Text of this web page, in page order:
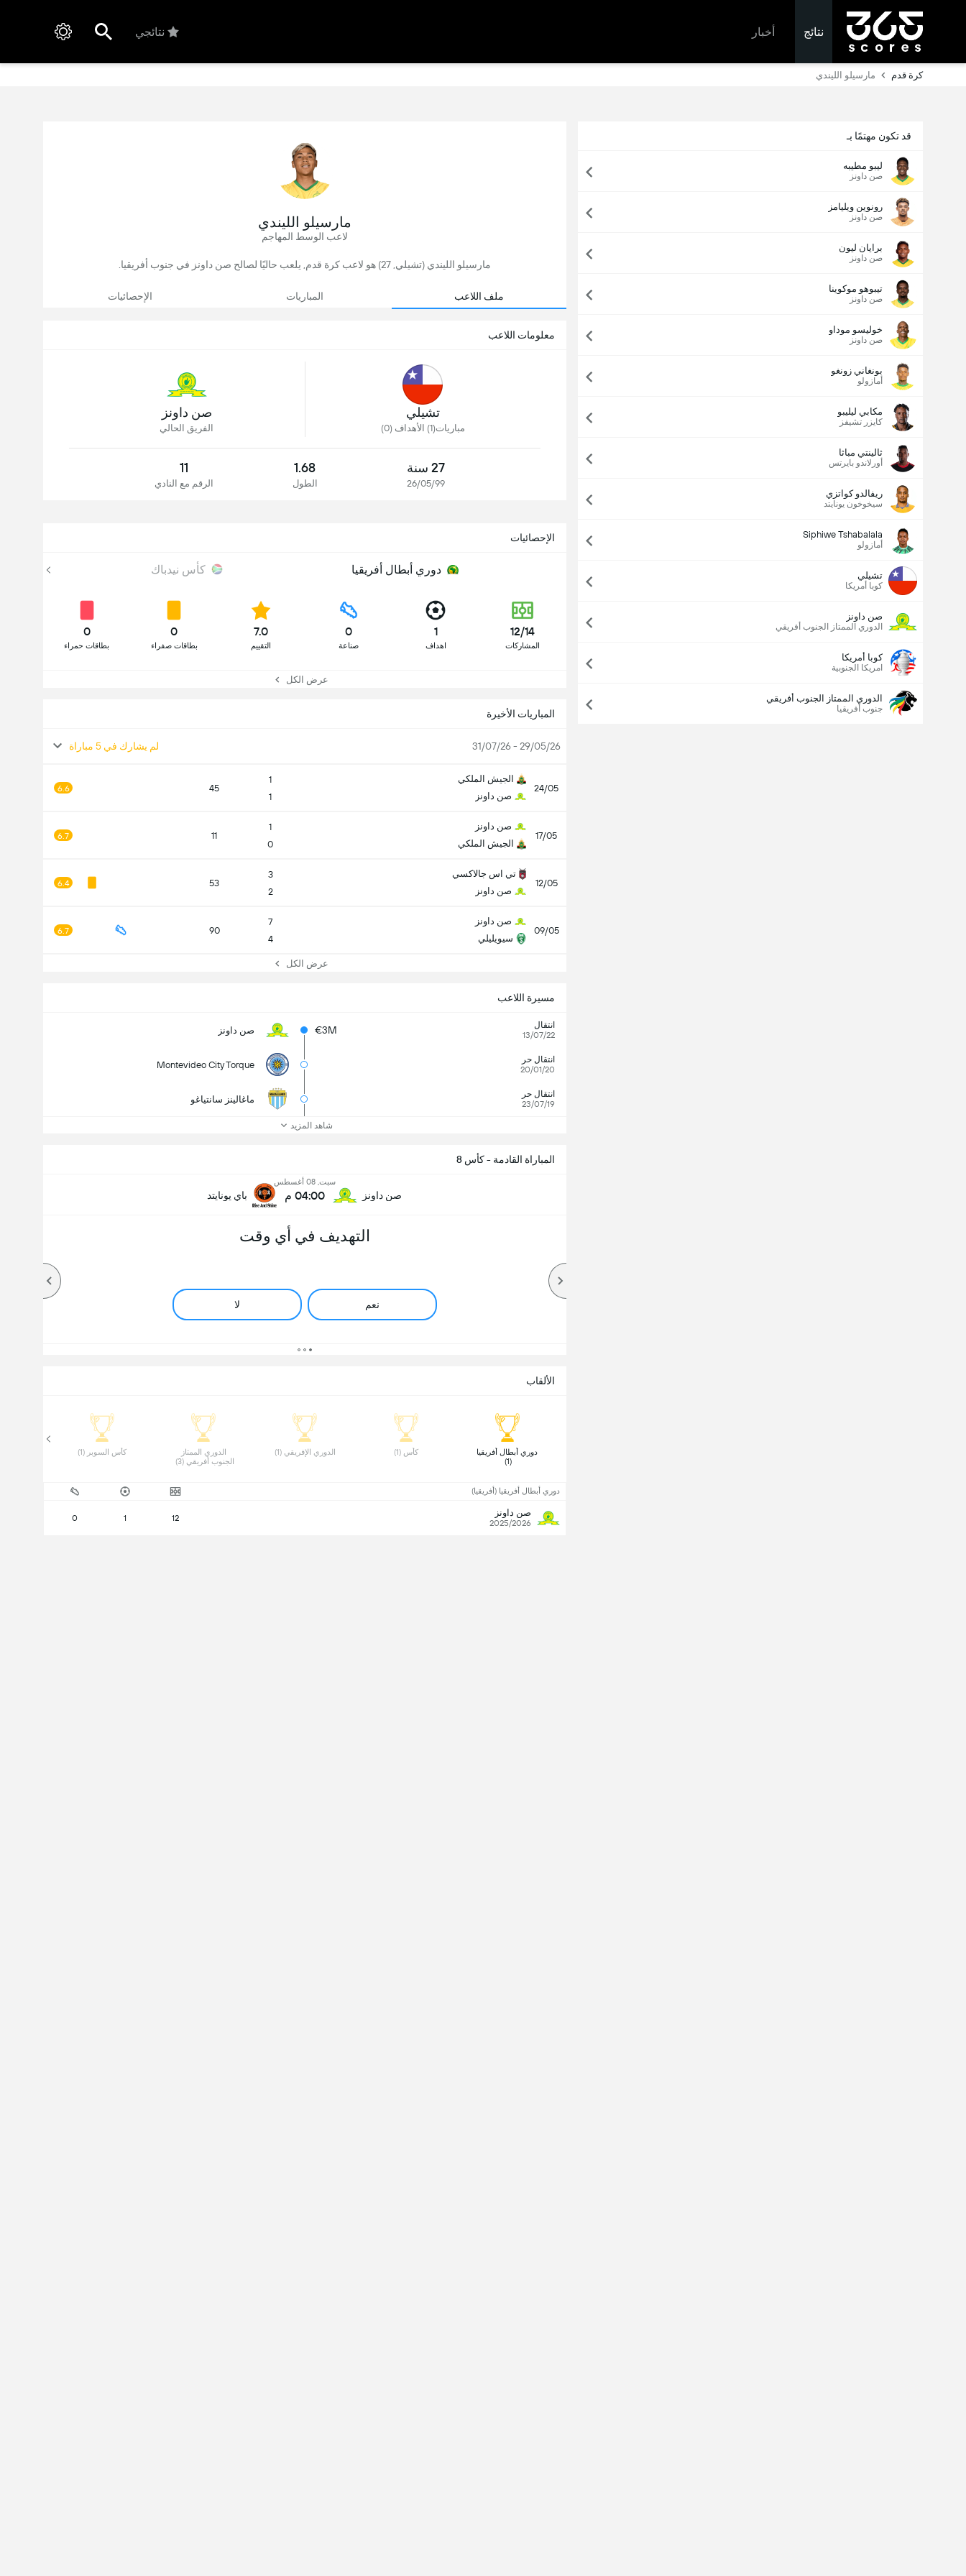
نتائج أخبار نتائجي
كرة قدم مارسيلو الليندي
قد تكون مهتمًا بـ
ليبو مطيبه
صن داونز
رونوين ويليامز
صن داونز
برايان ليون
صن داونز
تيبوهو موكوينا
صن داونز
خوليسو موداو
صن داونز
بونغاني زونغو
أمازولو
مكابي ليليبو
كايزر تشيفز
ثالينتي مباثا
أورلاندو بايرتس
ريفالدو كواتزي
سيخوخون يونايتد
Siphiwe Tshabalala
أمازولو
تشيلي
كوبا أمريكا
صن داونز
الدوري الممتاز الجنوب أفريقي
كوبا أمريكا
امريكا الجنوبية
الدوري الممتاز الجنوب أفريقي
جنوب أفريقيا
مارسيلو الليندي
لاعب الوسط المهاجم
مارسيلو الليندي (تشيلي, 27) هو لاعب كرة قدم, يلعب حاليًا لصالح صن داونز في جنوب أفريقيا.
ملف اللاعب المباريات الإحصائيات
معلومات اللاعب
تشيلي
مباريات(1) الأهداف (0)
صن داونز
الفريق الحالي
27 سنة
26/05/99
1.68
الطول
11
الرقم مع النادي
الإحصائيات
دوري أبطال أفريقيا كأس نيدباك
12/14
المشاركات
1
اهداف
0
صناعة
7.0
التقييم
0
بطاقات صفراء
0
بطاقات حمراء
عرض الكل
المباراة القادمة - كأس 8
صن داونز
سبت, 08 أغسطس
04:00 م باي يونايتد
التهديف في أي وقت
نعم لا
المباريات الأخيرة
29/05/26 - 31/07/26 لم يشارك في 5 مباراة
24/05
الجيش الملكي
صن داونز
1
1
45
6.6
17/05
صن داونز
الجيش الملكي
1
0
11
6.7
12/05
تي اس جالاكسي
صن داونز
3
2
53
6.4
09/05
صن داونز
سيويليلي
7
4
90
6.7
عرض الكل
مسيرة اللاعب
انتقال
13/07/22
€3M صن داونز
انتقال حر
20/01/20
Montevideo City Torque
انتقال حر
23/07/19
ماغالينز سانتياغو
شاهد المزيد
الألقاب
(1)
كأس (1) الدوري الإفريقي (1)
الجنوب أفريقي (3)
كأس السوبر (1)
دوري أبطال أفريقيا (أفريقيا)
صن داونز
2025/2026
12
1
0